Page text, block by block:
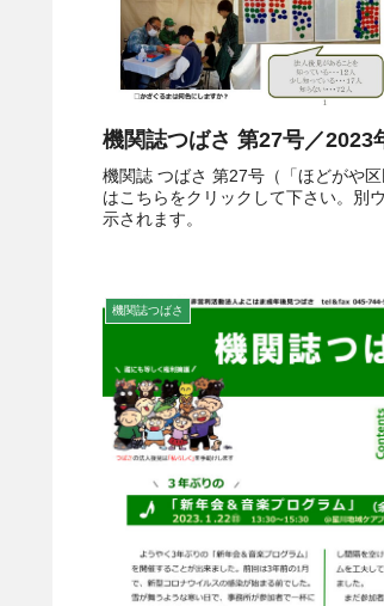
機関誌つばさ 第27号／2023
機関誌 つばさ 第27号（「ほどがや区
はこちらをクリックして下さい。別
示されます。
機関誌つばさ